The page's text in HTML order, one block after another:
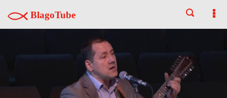
BlagoTube